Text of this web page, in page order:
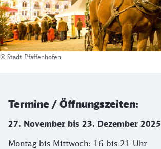
© Stadt Pfaffenhofen
Termine / Öffnungszeiten:
27. November bis 23. Dezember 2025
Montag bis Mittwoch: 16 bis 21 Uhr